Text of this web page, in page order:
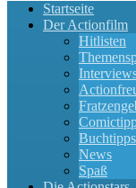
Startseite
Der Actionfilm
Hitlisten
Buchtipps
News
Spaß